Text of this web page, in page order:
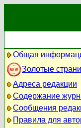
Общая
Золотые
Адреса редакции
Содержание
Сообщения
Правила для